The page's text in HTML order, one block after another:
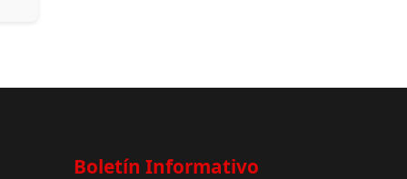
Boletín Informativo